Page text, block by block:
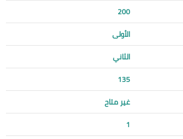
200
الأولى
الثاني
135
غير متاح
1